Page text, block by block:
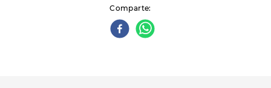
Comparte